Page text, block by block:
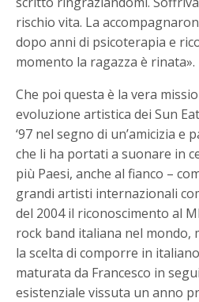
rischio vita. La
dopo anni di psicoterapia e
momento la ragazza è rinata».
Che poi questa è la vera
evoluzione artistica dei Sun
‘97 nel segno di un’amicizia e
che li ha portati a suonare in
più Paesi, anche al fianco –
grandi artisti internazionali
del 2004 il riconoscimento al
rock band italiana nel mondo,
la scelta di comporre in
maturata da Francesco in
esistenziale vissuta un anno